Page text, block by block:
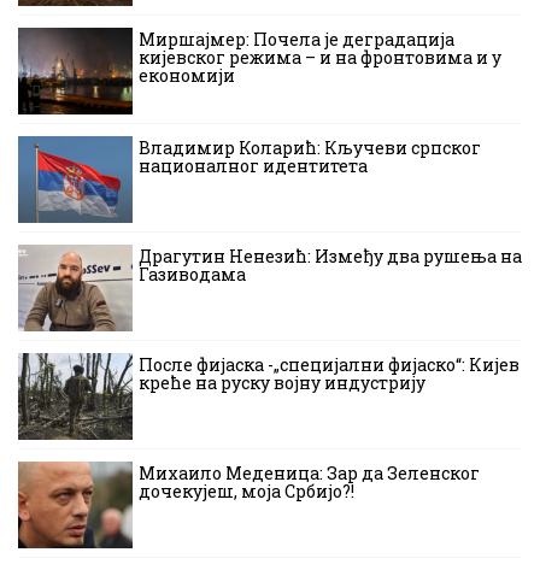
Миршајмер: Почела је деградација
кијевског режима – и на фронтовима и у
економији
Владимир Коларић: Кључеви српског
националног идентитета
Драгутин Ненезић: Између два рушења на
Газиводама
После фијаска -„специјални фијаско“: Кијев
креће на руску војну индустрију
Михаило Меденица: Зар да Зеленског
дочекујеш, моја Србијо?!